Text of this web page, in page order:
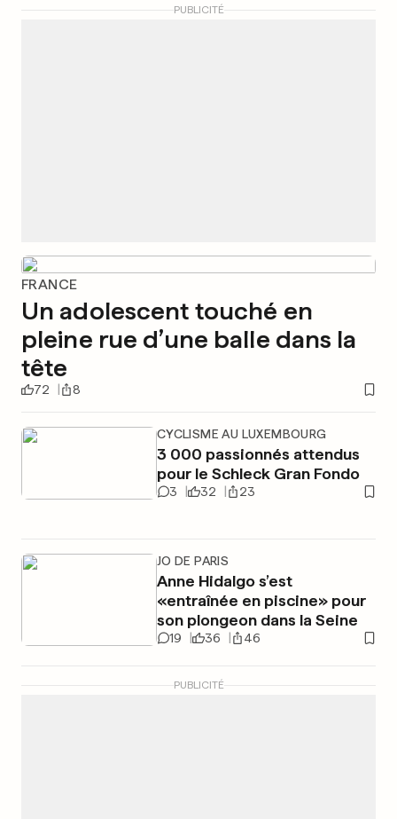
PUBLICITÉ
FRANCE
Un adolescent touché en
pleine rue d’une balle dans la
tête
72 8
CYCLISME AU LUXEMBOURG
3 000 passionnés attendus
pour le Schleck Gran Fondo
3 32 23
JO DE PARIS
Anne Hidalgo s’est
«entraînée en piscine» pour
son plongeon dans la Seine
19 36 46
PUBLICITÉ